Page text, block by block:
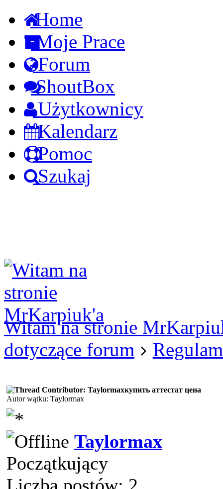
Home
Moje Prace
Forum
ShoutBox
Użytkownicy
Kalendarz
Pomoc
Szukaj
Witam na stronie
dotyczące forum
купить аттестат цена
Autor wątku: Taylormax
Taylormax
Początkujący